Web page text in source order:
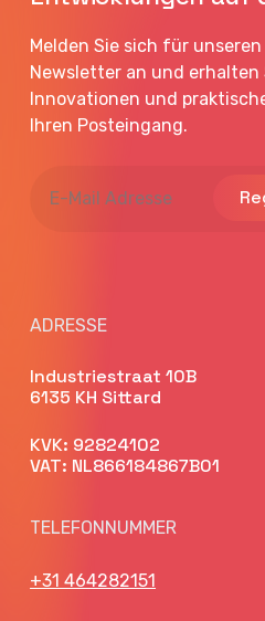
Melden Sie sich für
Newsletter an und erhalten
Innovationen und
Ihren Posteingang.
Mail
ADRESSE
Industriestraat 10B
6135 KH Sittard
KVK: 92824102
VAT: NL866184867B01
TELEFONNUMMER
+31 464282151